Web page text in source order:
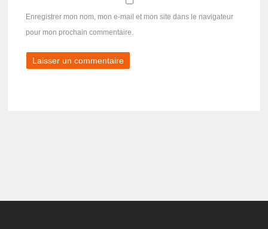
Enregistrer mon nom, mon e-mail et mon site dans le navigateur
pour mon prochain commentaire.